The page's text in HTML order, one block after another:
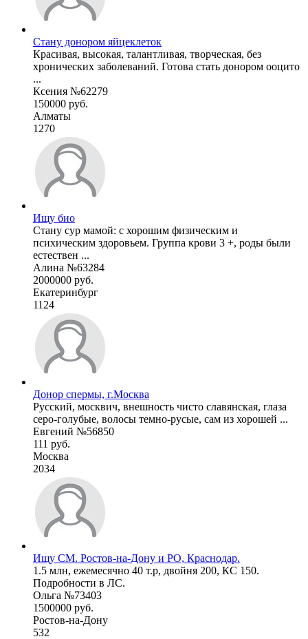
Стану донором яйцеклеток
Красивая, высокая, талантливая, творческая, без
хронических заболеваний. Готова стать донором ооцито
...
Ксения №62279
150000 руб.
Алматы
1270
Ищу био
Стану сур мамой: с хорошим физическим и
психическим здоровьем. Группа крови 3 +, роды были
естествен ...
Алина №63284
2000000 руб.
Екатеринбург
1124
Донор спермы, г.Москва
Русский, москвич, внешность чисто славянская, глаза
серо-голубые, волосы темно-русые, сам из хорошей ...
Евгений №56850
111 руб.
Москва
2034
Ищу СМ. Ростов-на-Дону и РО, Краснодар.
1.5 млн, ежемесячно 40 т.р, двойня 200, КС 150.
Подробности в ЛС.
Ольга №73403
1500000 руб.
Ростов-на-Дону
532